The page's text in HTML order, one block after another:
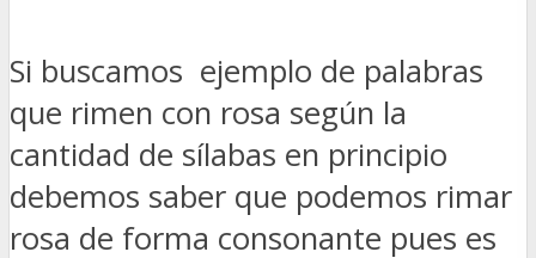
Si buscamos ejemplo de palabras
que rimen con rosa según la
cantidad de sílabas en principio
debemos saber que podemos rimar
rosa de forma consonante pues es